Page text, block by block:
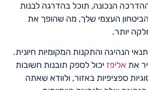
הנכונה, תוכל בהדרגה לבנות
העצמי שלך, מה שהופך את
יותר.
הנהיגה והתקנות המקומיות חיונית.
את אליפז יכול לספק תובנות חשובות
ספציפיות באזור, ולוודא שאתה